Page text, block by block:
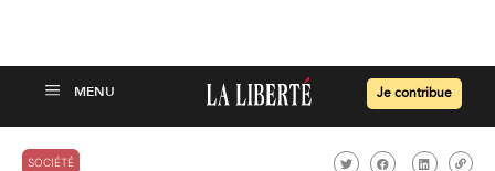
Je contribue
SOCIÉTÉ